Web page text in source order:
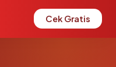
Cek Gratis